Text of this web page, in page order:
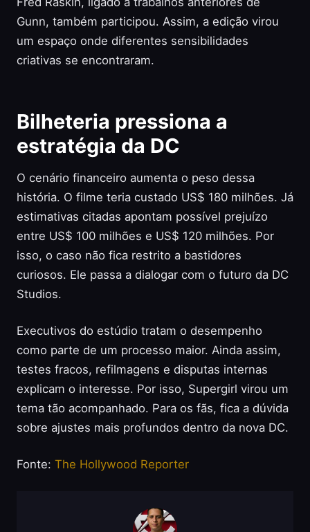
Gunn, também participou. Assim, a edição virou
um espaço onde diferentes sensibilidades
criativas se encontraram.
Bilheteria pressiona a
estratégia da DC
O cenário financeiro aumenta o peso dessa
história. O filme teria custado US$ 180 milhões. Já
estimativas citadas apontam possível prejuízo
entre US$ 100 milhões e US$ 120 milhões. Por
isso, o caso não fica restrito a bastidores
curiosos. Ele passa a dialogar com o futuro da DC
Studios.
Executivos do estúdio tratam o desempenho
como parte de um processo maior. Ainda assim,
testes fracos, refilmagens e disputas internas
explicam o interesse. Por isso, Supergirl virou um
tema tão acompanhado. Para os fãs, fica a dúvida
sobre ajustes mais profundos dentro da nova DC.
Fonte: The Hollywood Reporter